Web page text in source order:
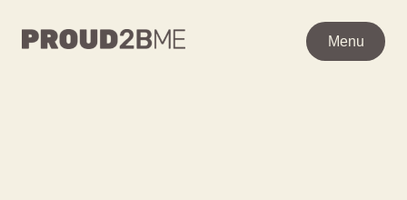
Menu
Menu
WAAR BEN JE NAAR OP